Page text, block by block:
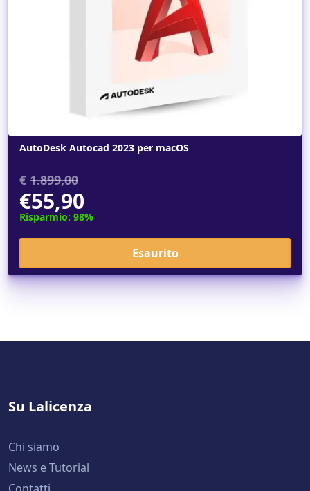
AutoDesk Autocad 2023 per macOS
€ 1.899,00
€55,90
Risparmio: 98%
Esaurito
Su Lalicenza
Chi siamo
News e Tutorial